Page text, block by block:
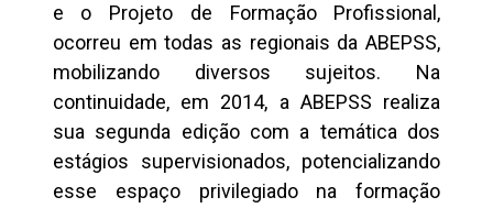
e o Projeto de Formação Profissional,
ocorreu em todas as regionais da ABEPSS,
mobilizando diversos sujeitos. Na
continuidade, em 2014, a ABEPSS realiza
sua segunda edição com a temática dos
estágios supervisionados, potencializando
esse espaço privilegiado na formação